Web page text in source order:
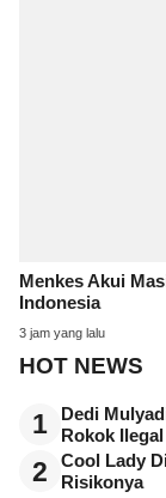
Menkes Akui
Indonesia
3 jam yang lalu
HOT NEWS
1
Dedi
Rokok Ilegal
2
Cool Lady
Risikonya